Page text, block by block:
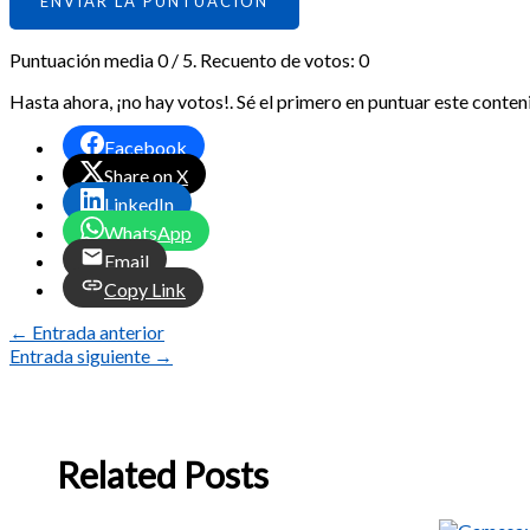
Puntuación media0/ 5. Recuento de votos: 0
Hasta ahora, ¡no hay votos!. Sé el primero en puntuar este
Facebook
Share on X
LinkedIn
WhatsApp
Email
Copy Link
← Entrada anterior
Entrada siguiente →
Related Posts